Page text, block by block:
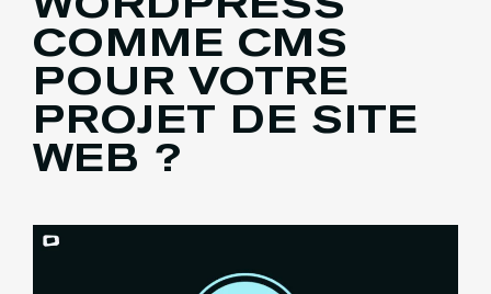
WORDPRESS
COMME CMS
POUR VOTRE
PROJET DE SITE
WEB ?